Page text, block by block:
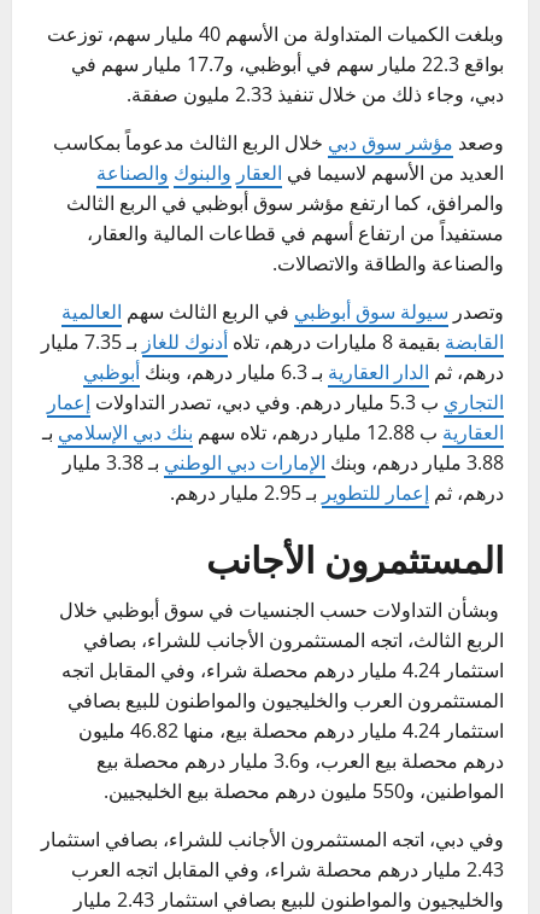
وبلغت الكميات المتداولة من الأسهم 40 مليار سهم، توزعت
بواقع 22.3 مليار سهم في أبوظبي، و17.7 مليار سهم في
دبي، وجاء ذلك من خلال تنفيذ 2.33 مليون صفقة.
وصعد مؤشر سوق دبي خلال الربع الثالث مدعوماً بمكاسب
العديد من الأسهم لاسيما في العقار والبنوك والصناعة
والمرافق، كما ارتفع مؤشر سوق أبوظبي في الربع الثالث
مستفيداً من ارتفاع أسهم في قطاعات المالية والعقار،
والصناعة والطاقة والاتصالات.
وتصدر سيولة سوق أبوظبي في الربع الثالث سهم العالمية
القابضة بقيمة 8 مليارات درهم، تلاه أدنوك للغاز
بـ 7.35 مليار
درهم، ثم الدار العقارية بـ 6.3 مليار درهم، وبنك
أبوظبي
التجاري ب 5.3 مليار درهم. وفي دبي، تصدر التداولات
إعمار
العقارية ب 12.88 مليار درهم، تلاه سهم بنك دبي الإسلامي بـ
3.88 مليار درهم، وبنك
الإمارات دبي الوطني
بـ 3.38 مليار
درهم، ثم إعمار للتطوير بـ 2.95 مليار درهم.
المستثمرون الأجانب
وبشأن التداولات حسب الجنسيات في سوق أبوظبي خلال
الربع الثالث، اتجه المستثمرون الأجانب للشراء، بصافي
استثمار 4.24 مليار درهم محصلة شراء، وفي المقابل اتجه
المستثمرون العرب والخليجيون والمواطنون للبيع بصافي
استثمار 4.24 مليار درهم محصلة بيع، منها 46.82 مليون
درهم محصلة بيع العرب، و3.6 مليار درهم محصلة بيع
المواطنين، و550 مليون درهم محصلة بيع الخليجيين.
وفي دبي، اتجه المستثمرون الأجانب للشراء، بصافي استثمار
2.43 مليار درهم محصلة شراء، وفي المقابل اتجه العرب
والخليجيون والمواطنون للبيع بصافي استثمار 2.43 مليار